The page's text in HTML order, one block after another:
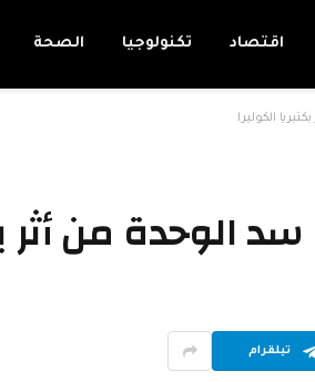
اقتصاد تكنولوجيا الصحة
الكوليرا
الوحدة من أثر
تيلقرام